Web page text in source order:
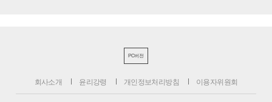
PC버전
회사소개 윤리강령 개인정보처리방침 이용자위원회